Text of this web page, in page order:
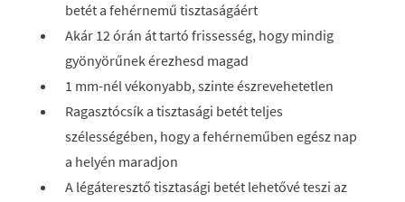
betét a fehérnemű tisztaságáért
Akár 12 órán át tartó frissesség, hogy mindig
gyönyörűnek érezhesd magad
1 mm-nél vékonyabb, szinte észrevehetetlen
Ragasztócsík a tisztasági betét teljes
szélességében, hogy a fehérneműben egész nap
a helyén maradjon
A légáteresztő tisztasági betét lehetővé teszi az